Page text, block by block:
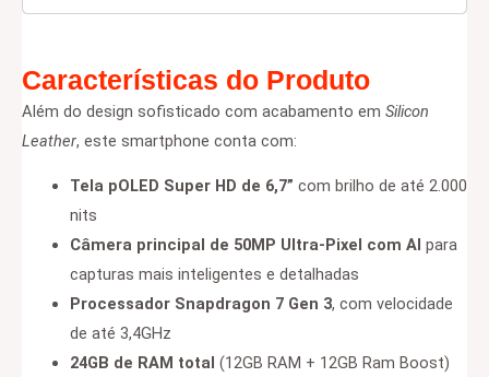
Características do Produto
Além do design sofisticado com acabamento em Silicon
Leather, este smartphone conta com:
Tela pOLED Super HD de 6,7” com brilho de até 2.000
nits
Câmera principal de 50MP Ultra-Pixel com AI para
capturas mais inteligentes e detalhadas
Processador Snapdragon 7 Gen 3, com velocidade
de até 3,4GHz
24GB de RAM total (12GB RAM + 12GB Ram Boost)